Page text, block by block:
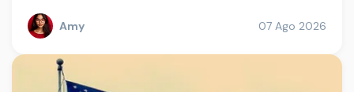
Amy 07 Ago 2026